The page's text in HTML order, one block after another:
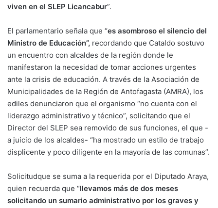
viven en el SLEP Licancabur”.
El parlamentario señala que “es asombroso el silencio del
Ministro de Educación”, recordando que Cataldo sostuvo
un encuentro con alcaldes de la región donde le
manifestaron la necesidad de tomar acciones urgentes
ante la crisis de educación. A través de la Asociación de
Municipalidades de la Región de Antofagasta (AMRA), los
ediles denunciaron que el organismo “no cuenta con el
liderazgo administrativo y técnico”, solicitando que el
Director del SLEP sea removido de sus funciones, el que -
a juicio de los alcaldes- “ha mostrado un estilo de trabajo
displicente y poco diligente en la mayoría de las comunas”.
Solicitudque se suma a la requerida por el Diputado Araya,
quien recuerda que “llevamos más de dos meses
solicitando un sumario administrativo por los graves y